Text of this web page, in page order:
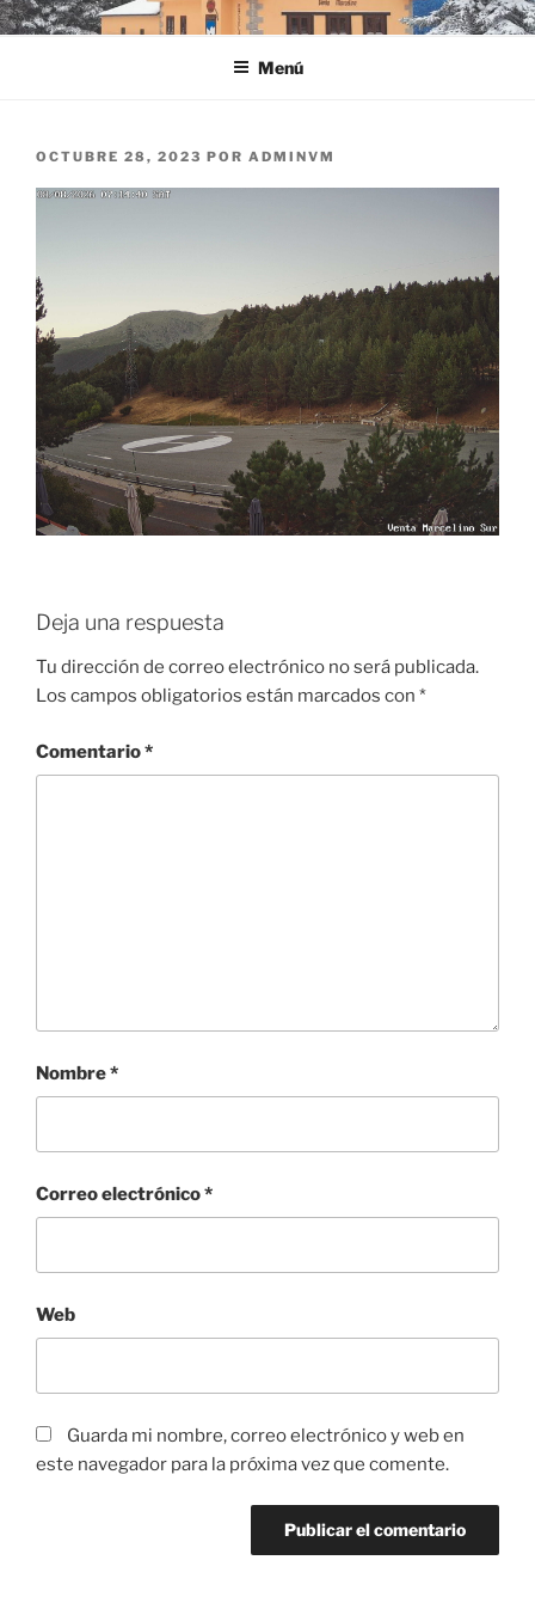
Saltar
al
VENTA MARCELINO
Menú
PUBLICADO
OCTUBRE 28, 2023 POR ADMINVM
Deja una respuesta
Tu dirección de correo electrónico no será publicada.
Los campos obligatorios están marcados con *
Comentario*
Nombre*
Correo electrónico*
Web
Guarda mi nombre, correo electrónico y web en
este navegador para la próxima vez que comente.